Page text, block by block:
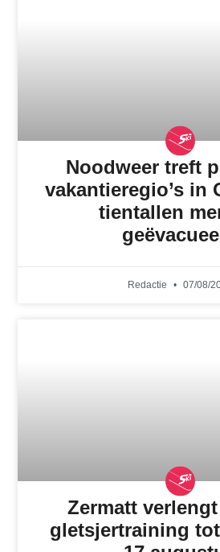
Noodweer treft
vakantieregio’s in
tientallen
Redactie 07/08/
Zermatt
gletsjertraining